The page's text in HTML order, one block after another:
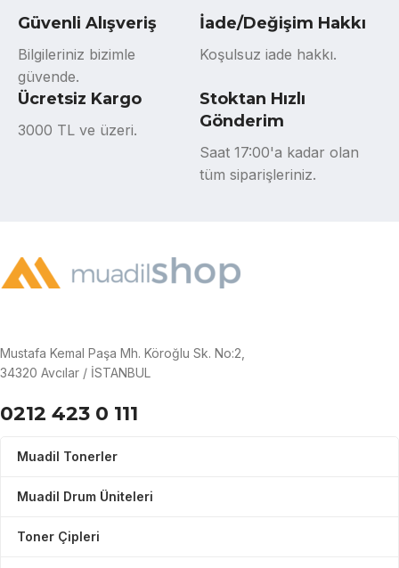
Güvenli Alışveriş
Bilgileriniz bizimle
güvende.
İade/Değişim Hakkı
Koşulsuz iade hakkı.
Ücretsiz Kargo
3000 TL ve üzeri.
Stoktan Hızlı
Gönderim
Saat 17:00'a kadar olan
tüm siparişleriniz.
Mustafa Kemal Paşa Mh. Köroğlu Sk. No:2,
34320 Avcılar / İSTANBUL
0212 423 0 111
Muadil Tonerler
Muadil Drum Üniteleri
Toner Çipleri